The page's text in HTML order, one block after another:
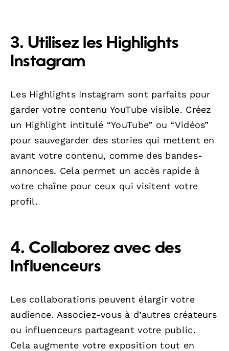
3. Utilisez les Highlights
Instagram
Les Highlights Instagram sont parfaits pour
garder votre contenu YouTube visible. Créez
un Highlight intitulé “YouTube” ou “Vidéos”
pour sauvegarder des stories qui mettent en
avant votre contenu, comme des bandes-
annonces. Cela permet un accès rapide à
votre chaîne pour ceux qui visitent votre
profil.
4. Collaborez avec des
Influenceurs
Les collaborations peuvent élargir votre
audience. Associez-vous à d’autres créateurs
ou influenceurs partageant votre public.
Cela augmente votre exposition tout en